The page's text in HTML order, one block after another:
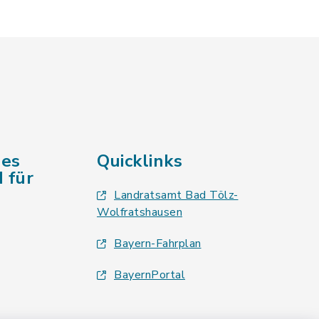
für
Quicklinks
Landratsamt Bad Tölz-
Wolfratshausen
Bayern-Fahrplan
BayernPortal